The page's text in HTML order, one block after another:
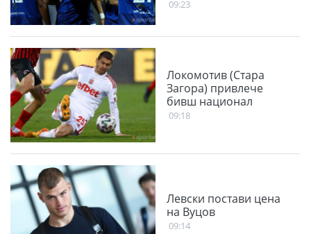
09:23
Локомотив (Стара
Загора) привлече
бивш национал
09:18
Левски постави цена
на Вуцов
09:14